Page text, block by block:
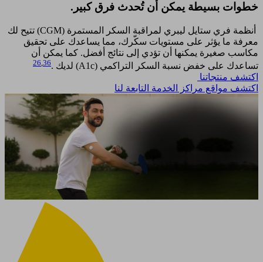
خطوات بسيطة يمكن أن تُحدث فرق كبير.​
أنظمة فري ستايل ليبري لمراقبة السكر المستمرة (CGM) تتيح لك
معرفة ما يؤثر على مستويات سكّرك، مما يساعدك على تحقيق
مكاسب صغيرة يمكنها أن تؤدي إلى نتائج أفضل. كما يمكن أن
تساعدك على خفض نسبة السكر التراكمي (A1c) لديك .
26 36
اكتشف منتجاتنا
اكتشف مواقع مراكز الخدمة التابعة لنا​